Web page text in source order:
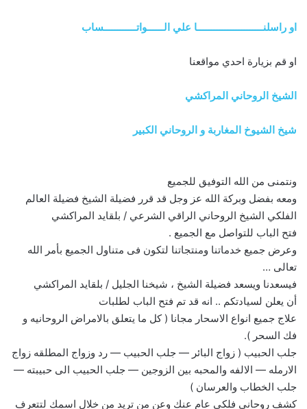
او راسلنــــــــــــــــــــــــا علي الــــــواتــــــــــــساب
او قم بزيارة احدي مواقعنا
الشيخ الروحاني المراكشي
شيخ الشيوخ المغاربة و الروحاني الكبير
ونتمنى من الله التوفيق للجميع
ومعه بفضل وبركة الله عز وجل قد قرر فضيلة الشيخ فضيلة العالم
الفلكي الشيخ الروحاني الراقي الشرعي / بلقايد المراكشي
فتح الباب للتواصل مع الجميع .
وعرض جميع خدماتنا ومنتجاتنا لتكون فى متناول الجميع بأمر الله
تعالى …
فيسعدنا ويسعد فضيلة الشيخ ، شيخنا الجليل / بلقايد المراكشي
أن يعلن لسيادتكم .. انه قد تم فتح الباب لطلبات
علاج جميع انواع الاسحار مجانا ( كل ما يتعلق بالامراض الروحانيه و
فك السحر ).
جلب الحبيب ( زواج البائر — جلب الحبيب — رد وزواج المطلقه زواج
الارمله — الالفه والمحبه بين الزوجين — جلب الحبيب الى حبيبته —
جلب الخطاب والعرسان )
كشف روحاني فلكي عام عنك وعن من تريد من خلال اسمك لتتعرف